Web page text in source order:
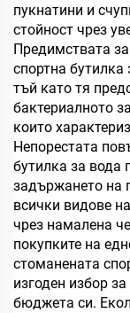
пукнатини и
стойност чрез
Предимствата
спортна бутилка
тъй като тя
бактериалното
които
Непорестата
бутилка за вода
задържането на
всички видове
чрез намалена
покупките на
стоманената
изгоден избор
бюджета си.